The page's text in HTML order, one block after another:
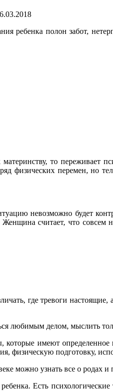
ребенка полон забот,
то переживает
физических перемен, но
невозможно будет
считает, что совсем
где тревоги
любимым делом, мыслить
которые имеют
физическую подготовку,
можно узнать все о родах и
Есть